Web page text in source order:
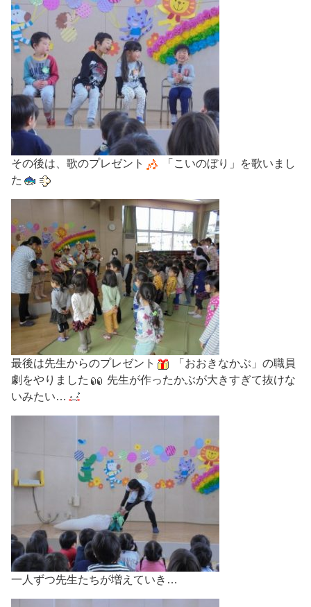
その後は、歌のプレゼント
「こいのぼり」を歌いまし
た
最後は先生からのプレゼント
「おおきなかぶ」の職員
劇をやりました
先生が作ったかぶが大きすぎて抜けな
いみたい…
一人ずつ先生たちが増えていき…